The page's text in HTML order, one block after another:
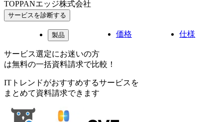
TOPPANエッジ株式会社
サービスを診断する
製品 価格 仕様
サービス選定にお迷いの方
は無料の一括資料請求で比較！
ITトレンドがおすすめするサービスを
まとめて資料請求できます